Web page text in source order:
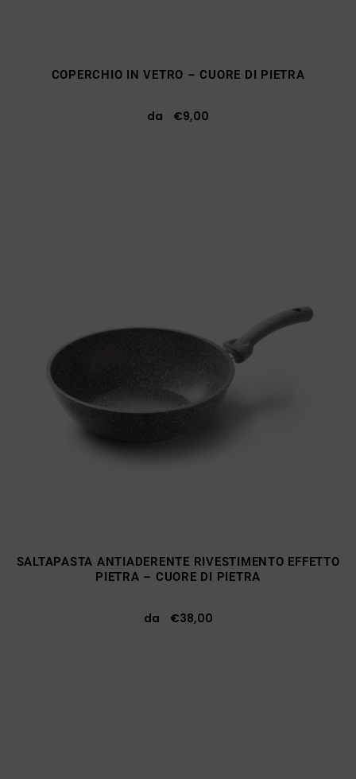
COPERCHIO IN VETRO – CUORE DI PIETRA
da €9,00
SALTAPASTA ANTIADERENTE RIVESTIMENTO EFFETTO
PIETRA – CUORE DI PIETRA
da €38,00